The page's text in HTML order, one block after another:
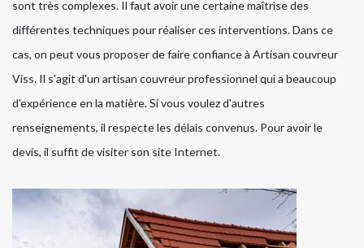
sont très complexes. Il faut avoir une certaine maîtrise des
différentes techniques pour réaliser ces interventions. Dans ce
cas, on peut vous proposer de faire confiance à Artisan couvreur
Viss. Il s'agit d'un artisan couvreur professionnel qui a beaucoup
d'expérience en la matière. Si vous voulez d'autres
renseignements, il respecte les délais convenus. Pour avoir le
devis, il suffit de visiter son site Internet.